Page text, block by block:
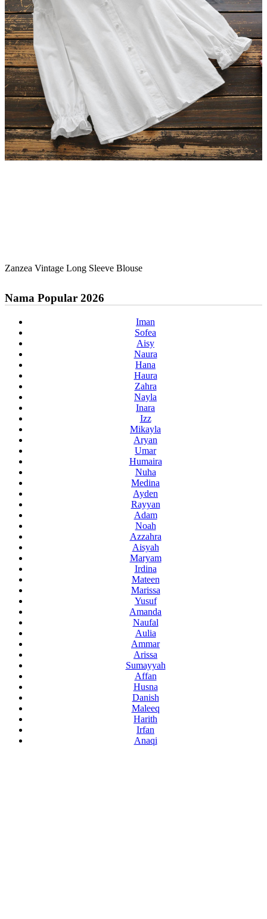
Zanzea Vintage Long Sleeve Blouse
Nama Popular 2026
Iman
Sofea
Aisy
Naura
Hana
Haura
Zahra
Nayla
Inara
Izz
Mikayla
Aryan
Umar
Humaira
Nuha
Medina
Ayden
Rayyan
Adam
Noah
Azzahra
Aisyah
Maryam
Irdina
Mateen
Marissa
Yusuf
Amanda
Naufal
Aulia
Ammar
Arissa
Sumayyah
Affan
Husna
Danish
Maleeq
Harith
Irfan
Anaqi